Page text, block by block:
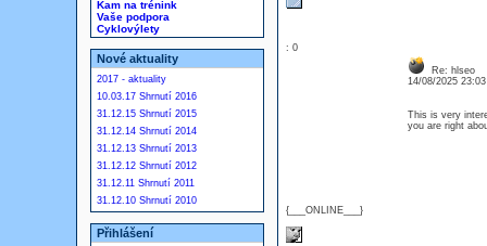
Kam na trénink
Vaše podpora
Cyklovýlety
Nové aktuality
2017 - aktuality
10.03.17 Shrnutí 2016
31.12.15 Shrnutí 2015
31.12.14 Shrnutí 2014
31.12.13 Shrnutí 2013
31.12.12 Shrnutí 2012
31.12.11 Shrnutí 2011
31.12.10 Shrnutí 2010
Přihlášení
: 0
{___ONLINE___}
Re: hlseo
14/08/2025
This is very
you are right